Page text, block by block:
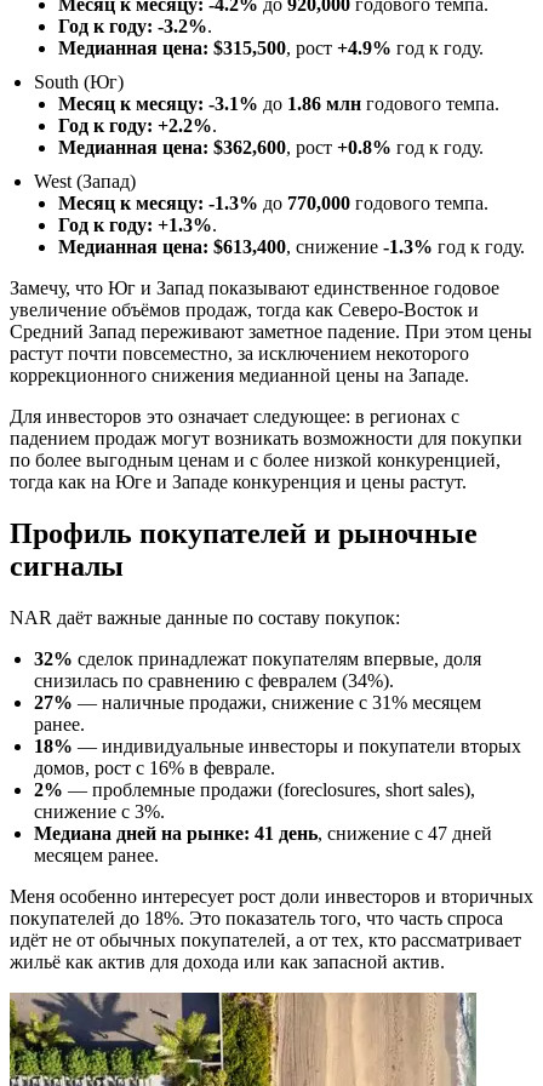
Месяц к месяцу: -4.2% до 920,000 годового темпа.
Год к году: -3.2%.
Медианная цена: $315,500, рост +4.9% год к году.
South (Юг)
Месяц к месяцу: -3.1% до 1.86 млн годового темпа.
Год к году: +2.2%.
Медианная цена: $362,600, рост +0.8% год к году.
West (Запад)
Месяц к месяцу: -1.3% до 770,000 годового темпа.
Год к году: +1.3%.
Медианная цена: $613,400, снижение -1.3% год к году.
Замечу, что Юг и Запад показывают единственное годовое
увеличение объёмов продаж, тогда как Северо-Восток и
Средний Запад переживают заметное падение. При этом цены
растут почти повсеместно, за исключением некоторого
коррекционного снижения медианной цены на Западе.
Для инвесторов это означает следующее: в регионах с
падением продаж могут возникать возможности для покупки
по более выгодным ценам и с более низкой конкуренцией,
тогда как на Юге и Западе конкуренция и цены растут.
Профиль покупателей и рыночные
сигналы
NAR даёт важные данные по составу покупок:
32% сделок принадлежат покупателям впервые, доля
снизилась по сравнению с февралем (34%).
27% — наличные продажи, снижение с 31% месяцем
ранее.
18% — индивидуальные инвесторы и покупатели вторых
домов, рост с 16% в феврале.
2% — проблемные продажи (foreclosures, short sales),
снижение с 3%.
Медиана дней на рынке: 41 день, снижение с 47 дней
месяцем ранее.
Меня особенно интересует рост доли инвесторов и вторичных
покупателей до 18%. Это показатель того, что часть спроса
идёт не от обычных покупателей, а от тех, кто рассматривает
жильё как актив для дохода или как запасной актив.